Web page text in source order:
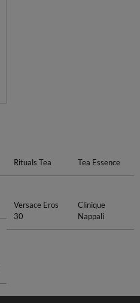
Rituals Tea Tea Essence
Versace Eros
30
Clinique
Nappali